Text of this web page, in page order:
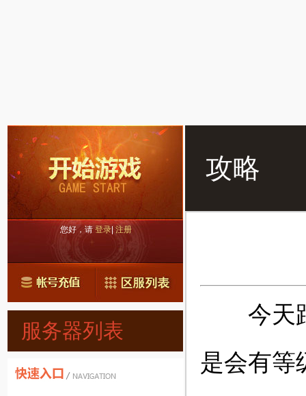
您好，请登录|注册
服务器列表
攻略
今天跟
是会有等